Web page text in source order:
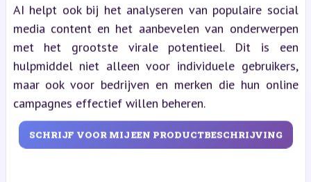
AI helpt ook bij het analyseren van populaire social
media content en het aanbevelen van onderwerpen
met het grootste virale potentieel. Dit is een
hulpmiddel niet alleen voor individuele gebruikers,
maar ook voor bedrijven en merken die hun online
campagnes effectief willen beheren.
SCHRIJF VOOR MIJ EEN PRODUCTBESCHRIJVING